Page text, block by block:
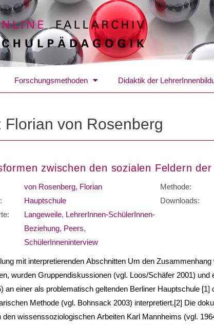
Forschungsmethoden Didaktik der
Florian von Rosenberg
zwischen den sozialen Feldern
von Rosenberg, Florian
Hauptschule
Langeweile, LehrerInnen-SchülerInnen-
Beziehung, Peers,
SchülerInneninterview
Methode:
Downloads:
mit interpretierenden Abschnitten Um den
wurden Gruppendiskussionen (vgl. Loos/Schäfer 2001) und
an einer als problematisch geltenden Berliner Hauptschule [1]
Methode (vgl. Bohnsack 2003) interpretiert.[2] Die
den wissenssoziologischen Arbeiten Karl Mannheims (vgl.